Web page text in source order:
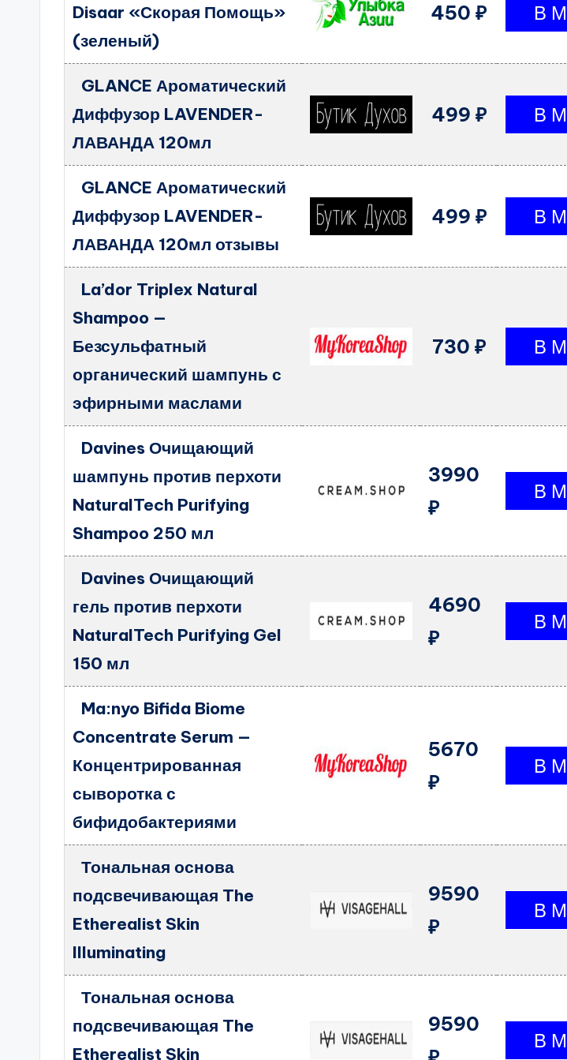
Disaar «Скорая Помощь»
(зеленый)
450 ₽
GLANCE Ароматический
Диффузор LAVENDER-
ЛАВАНДА 120мл
499 ₽
GLANCE Ароматический
Диффузор LAVENDER-
ЛАВАНДА 120мл отзывы
499 ₽
La’dor Triplex Natural
Shampoo —
Безсульфатный
органический шампунь с
эфирными маслами
730 ₽
Davines Очищающий
шампунь против перхоти
NaturalTech Purifying
Shampoo 250 мл
3990
₽
Davines Очищающий
гель против перхоти
NaturalTech Purifying Gel
150 мл
4690
₽
Ma:nyo Bifida Biome
Concentrate Serum —
Концентрированная
сыворотка с
бифидобактериями
5670
₽
Тональная основа
подсвечивающая The
Etherealist Skin
Illuminating
9590
₽
Тональная основа
подсвечивающая The
Etherealist Skin
9590